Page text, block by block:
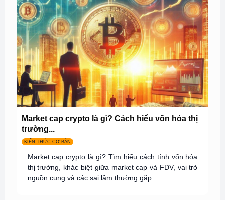
Market cap crypto là gì? Cách hiểu vốn hóa thị
trường...
KIẾN THỨC CƠ BẢN
Market cap crypto là gì? Tìm hiểu cách tính vốn hóa
thị trường, khác biệt giữa market cap và FDV, vai trò
nguồn cung và các sai lầm thường gặp....